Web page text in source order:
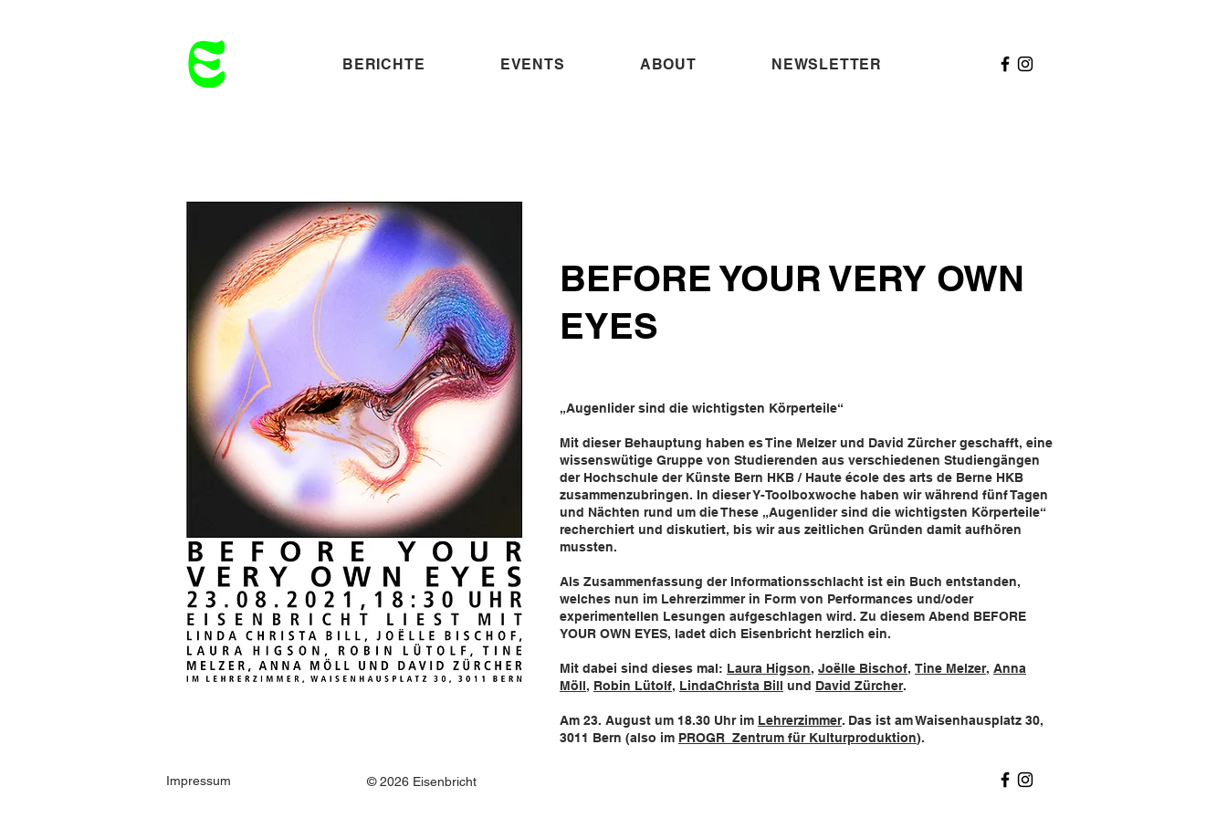
BERICHTE EVENTS ABOUT NEWSLETTER
BEFORE YOUR VERY OWN
EYES
„Augenlider sind die wichtigsten Körperteile“
Mit dieser Behauptung haben es Tine Melzer und David Zürcher geschafft, eine
wissenswütige Gruppe von Studierenden aus verschiedenen Studiengängen
der Hochschule der Künste Bern HKB / Haute école des arts de Berne HKB
zusammenzubringen. In dieser Y-Toolboxwoche haben wir während fünf Tagen
und Nächten rund um die These „Augenlider sind die wichtigsten Körperteile“
recherchiert und diskutiert, bis wir aus zeitlichen Gründen damit aufhören
mussten.
Als Zusammenfassung der Informationsschlacht ist ein Buch entstanden,
welches nun im Lehrerzimmer in Form von Performances und/oder
experimentellen Lesungen aufgeschlagen wird. Zu diesem Abend BEFORE
YOUR OWN EYES, ladet dich Eisenbricht herzlich ein.
Mit dabei sind dieses mal: Laura Higson, Joëlle Bischof, Tine Melzer, Anna
Möll, Robin Lütolf, LindaChrista Bill und David Zürcher.
Am 23. August um 18.30 Uhr im Lehrerzimmer. Das ist am Waisenhausplatz 30,
3011 Bern (also im PROGR_Zentrum für Kulturproduktion).
Impressum © 2026 Eisenbricht